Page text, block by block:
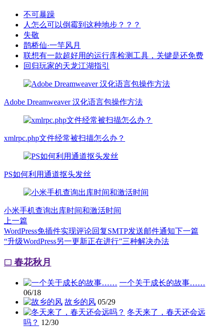
不可暴躁
人怎么可以倒霉到这种地步？？？
失敬
鹊桥仙·一竿风月
联想有一款超好用的运行库检测工具，关键是还免费
回归玩家的天龙江湖指引
Adobe Dreamweaver 汉化语言包操作方法
xmlrpc.php文件经常被扫描怎么办？
PS如何利用通道抠头发丝
小米手机查询出库时间和激活时间
上一篇
WordPress免插件实现评论回复SMTP发送邮件通知下一篇
“升级WordPress另一更新正在进行”三种解决办法
春花秋月
一个关于成长的故事……
06/18
故乡的风 05/29
冬天来了，春天还会远
吗？ 12/30